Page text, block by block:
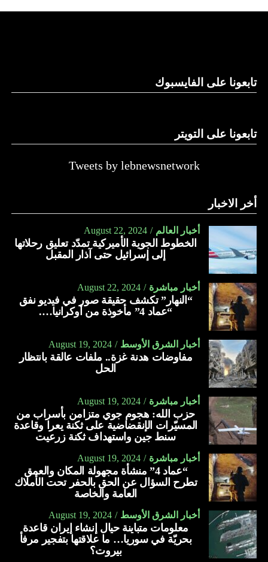
النهار
تابعونا على الفايسبوك
تابعونا على التويتر
Tweets by lebnewsnetwork
أخر الاخبار
أخبار العالم August 22, 2024
الخطوط الجوية الأميركية تمدّد تعليق رحلاتها
إلى إسرائيل حتى آذار المقبل
أخبار مباشرة August 22, 2024
“النهار” تكشف حقيقة صور في فيديو نفق
“عماد 4” مأخوذة من أوكرانيا….
أخبار الشرق الأوسط August 19, 2024
مفاوضات هدنة غزة.. ملفات عالقة بانتظار
الحل
أخبار مباشرة August 19, 2024
حزب الله: هجوم جوي متزامن بأسراب من
المسيّرات الإنقضاضية على ثكنة يعرا وقاعدة
سنط جين واستهداف ثكنة زرعيت
أخبار مباشرة August 19, 2024
“عماد 4” منشأة مجهولة المكان والعمق
تطرح السؤال عن الحق بالحفر تحت الأملاك
العامة والخاصة
أخبار الشرق الأوسط August 19, 2024
معلومات متباينة حيال إنشاء إيران قاعدة
بحريّة في سوريا… ما علاقتها بتفجير مرفأ
بيروت؟